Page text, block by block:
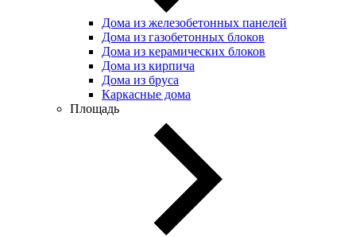
Дома из железобетонных панелей
Дома из газобетонных блоков
Дома из керамических блоков
Дома из кирпича
Дома из бруса
Каркасные дома
Площадь